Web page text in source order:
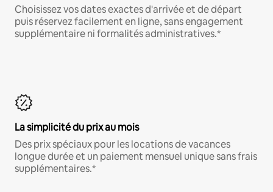
Choisissez vos dates exactes d'arrivée et de départ
puis réservez facilement en ligne, sans engagement
supplémentaire ni formalités administratives.*
La simplicité du prix au mois
Des prix spéciaux pour les locations de vacances
longue durée et un paiement mensuel unique sans frais
supplémentaires.*